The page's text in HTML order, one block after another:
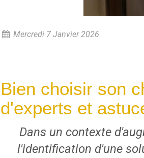
Mercredi 7 Janvier 2026
Bien choisir son
d'experts et
Dans un contexte
l'identification d'une